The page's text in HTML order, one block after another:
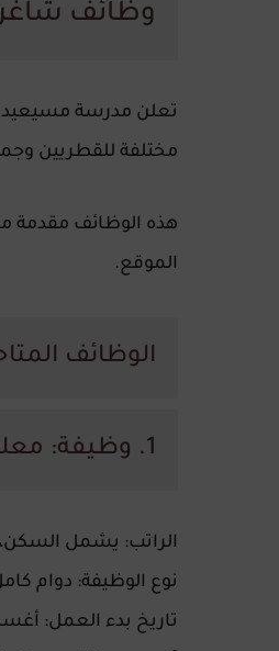
وظائف
تعلن مدرسة مسيعيد
مختلفة للقطريين
هذه الوظائف مقدمة
الموقع.
الوظائف
1. وظيفة: معلم مرحلة الأساس (EYFS) لدى مدرسة مسيعيد الدولية
الراتب: يشمل السكن،
نوع الوظيفة: دوام
تاريخ بدء العمل: